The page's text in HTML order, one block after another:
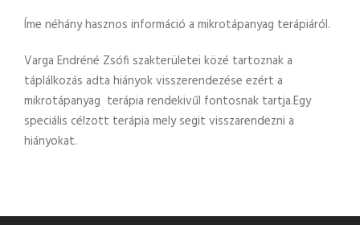
Íme néhány hasznos információ a mikrotápanyag terápiáról.
Varga Endréné Zsófi szakterületei közé tartoznak a
táplálkozás adta hiányok visszerendezése ezért a
mikrotápanyag terápia rendekivűl fontosnak tartja.Egy
speciális célzott terápia mely segit visszarendezni a
hiányokat.